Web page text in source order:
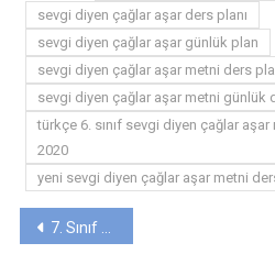
sevgi diyen çağlar aşar ders planı
sevgi diyen çağlar aşar günlük plan
sevgi diyen çağlar aşar metni ders
sevgi diyen çağlar aşar metni günlük
türkçe 6. sınıf sevgi diyen çağlar
2020
yeni sevgi diyen çağlar aşar metni
Yazı
7. Sınıf "BEN, MİMAR SİNAN" Metni Günlük Ders Planı (2019-2020)